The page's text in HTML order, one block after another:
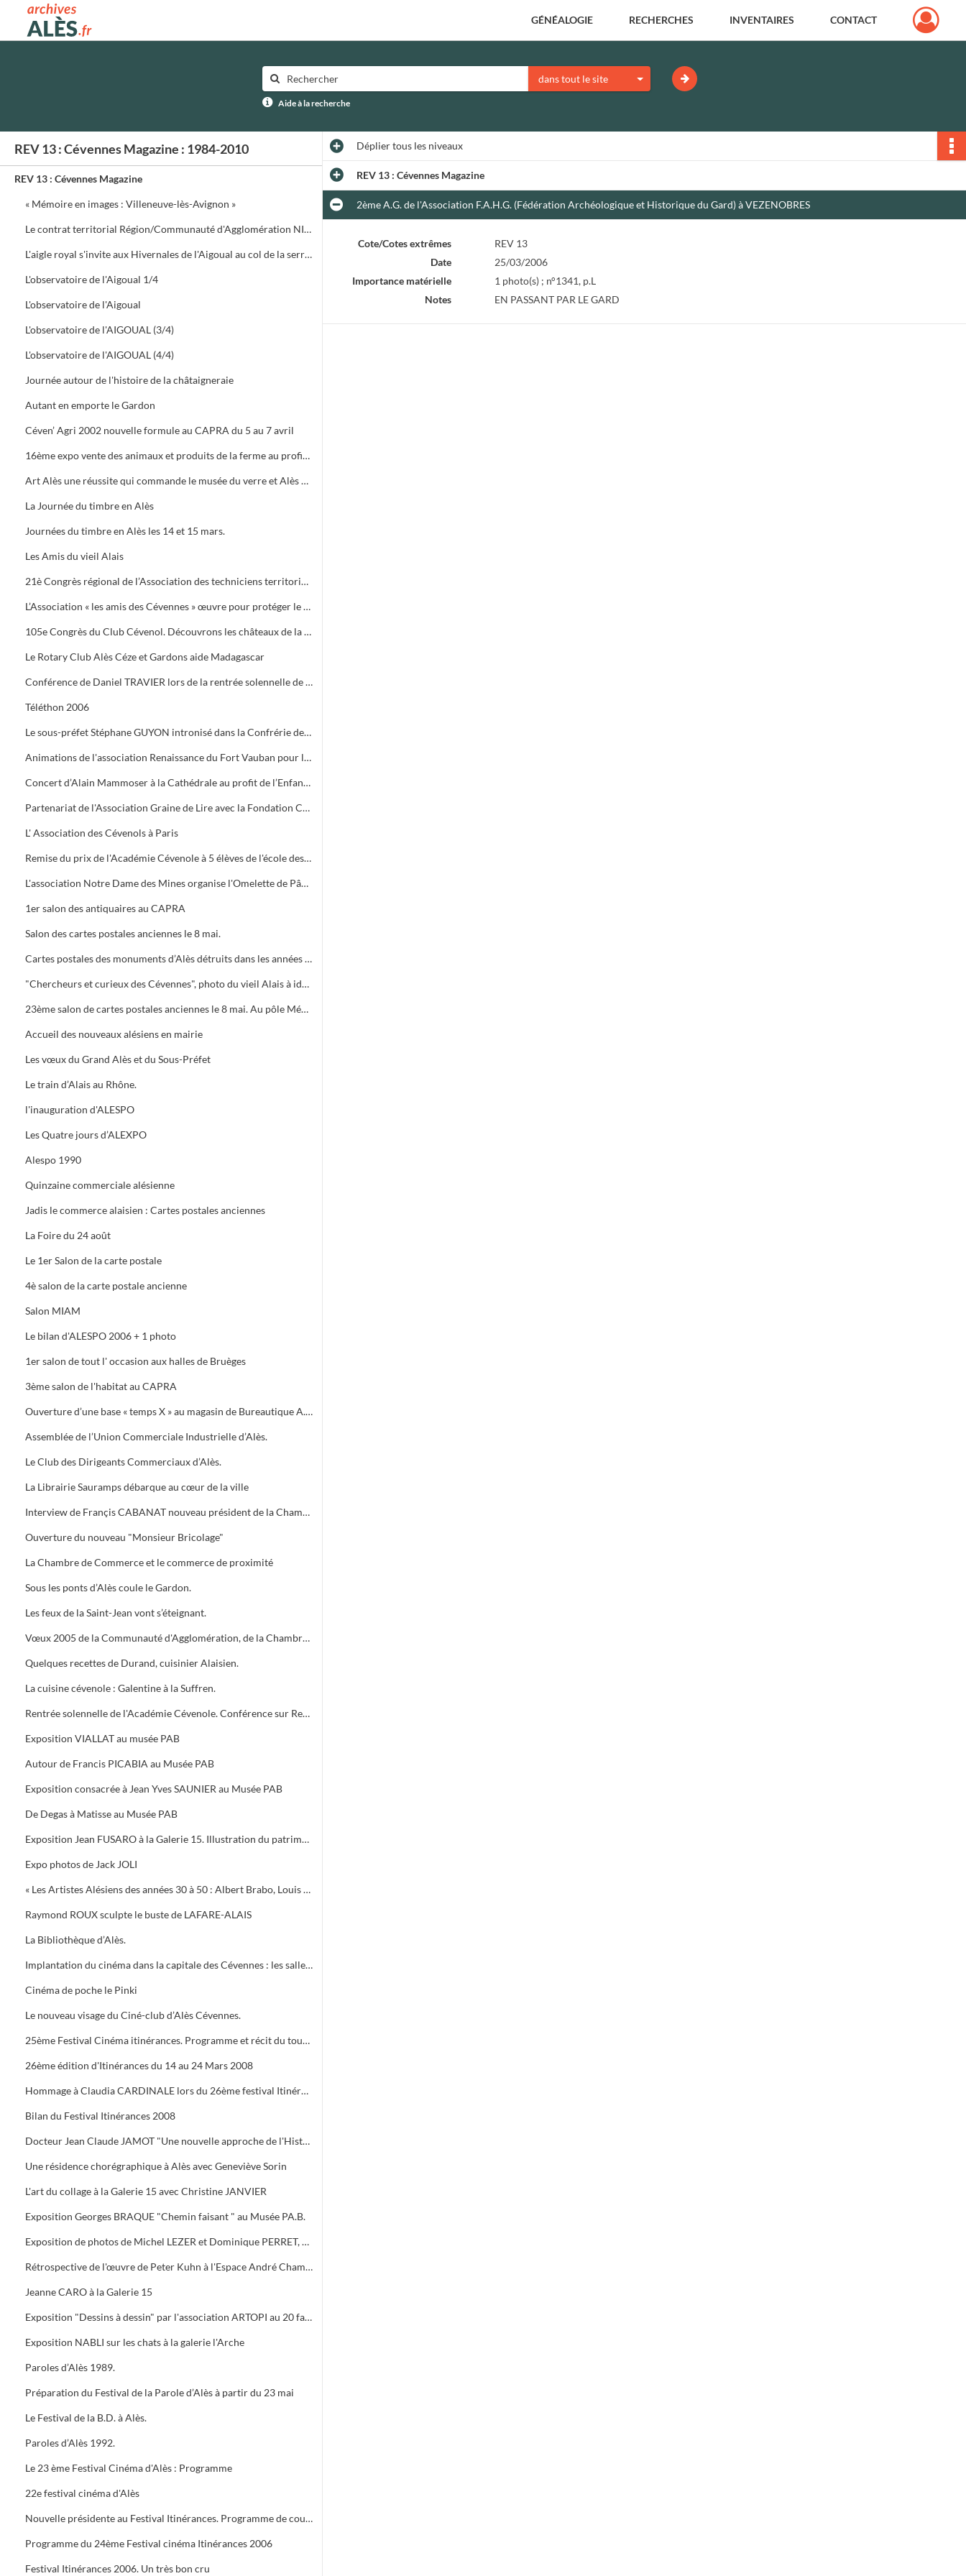
Archives municipales d'Alès GÉNÉALOGIE RECHERCHES INVENTAIRES CONTACT
dans tout le site
Aide à la recherche
REV 13 : Cévennes Magazine : 1984-2010
REV 13 : Cévennes Magazine
« Mémoire en images : Villeneuve-lès-Avignon »
Le contrat territorial Région/Communauté d'Agglomération NIMES Métropole
L'aigle royal s'invite aux Hivernales de l'Aigoual au col de la serreyrède. Programme de la journée
L'observatoire de l'Aigoual 1/4
L'observatoire de l'Aigoual
L'observatoire de l'AIGOUAL (3/4)
L'observatoire de l'AIGOUAL (4/4)
Journée autour de l'histoire de la châtaigneraie
Autant en emporte le Gardon
Céven’ Agri 2002 nouvelle formule au CAPRA du 5 au 7 avril
16ème expo vente des animaux et produits de la ferme au profit des orphelins des sapeurs-pompiers aux halles de Bruèges
Art Alès une réussite qui commande le musée du verre et Alès capitale des Cévennes, départ du chemin des verriers.
La Journée du timbre en Alès
Journées du timbre en Alès les 14 et 15 mars.
Les Amis du vieil Alais
21è Congrès régional de l’Association des techniciens territoriaux.
L’Association « les amis des Cévennes » œuvre pour protéger le patrimoine cévenol.
105e Congrès du Club Cévenol. Découvrons les châteaux de la Vaunage
Le Rotary Club Alès Céze et Gardons aide Madagascar
Conférence de Daniel TRAVIER lors de la rentrée solennelle de l'Académie Cévenole
Téléthon 2006
Le sous-préfet Stéphane GUYON intronisé dans la Confrérie des Mange Tripes
Animations de l'association Renaissance du Fort Vauban pour le Téléthon
Concert d’Alain Mammoser à la Cathédrale au profit de l’Enfance Inadaptée.
Partenariat de l'Association Graine de Lire avec la Fondation Crédit Mutuel
L' Association des Cévenols à Paris
Remise du prix de l'Académie Cévenole à 5 élèves de l'école des Mines pour leur travail sur la mine et ses conséquences sur l'économie et les paysages.
L'association Notre Dame des Mines organise l'Omelette de Pâques à l'Ermitage
1er salon des antiquaires au CAPRA
Salon des cartes postales anciennes le 8 mai.
Cartes postales des monuments d’Alès détruits dans les années 1960.
"Chercheurs et curieux des Cévennes", photo du vieil Alais à identifier.
23ème salon de cartes postales anciennes le 8 mai. Au pôle Mécanique grand prix camion
Accueil des nouveaux alésiens en mairie
Les vœux du Grand Alès et du Sous-Préfet
Le train d’Alais au Rhône.
l'inauguration d'ALESPO
Les Quatre jours d’ALEXPO
Alespo 1990
Quinzaine commerciale alésienne
Jadis le commerce alaisien : Cartes postales anciennes
La Foire du 24 août
Le 1er Salon de la carte postale
4è salon de la carte postale ancienne
Salon MIAM
Le bilan d'ALESPO 2006 + 1 photo
1er salon de tout l' occasion aux halles de Bruèges
3ème salon de l'habitat au CAPRA
Ouverture d’une base « temps X » au magasin de Bureautique A.M.C., 40 Avenue du Général de Gaule à Alès.
Assemblée de l’Union Commerciale Industrielle d’Alès.
Le Club des Dirigeants Commerciaux d’Alès.
La Librairie Sauramps débarque au cœur de la ville
Interview de Françis CABANAT nouveau président de la Chambre de Commerce
Ouverture du nouveau "Monsieur Bricolage"
La Chambre de Commerce et le commerce de proximité
Sous les ponts d’Alès coule le Gardon.
Les feux de la Saint-Jean vont s’éteignant.
Vœux 2005 de la Communauté d'Agglomération, de la Chambre de Commerce, 5 bougies pour la Médiathèque
Quelques recettes de Durand, cuisinier Alaisien.
La cuisine cévenole : Galentine à la Suffren.
Rentrée solennelle de l'Académie Cévenole. Conférence sur Renoir et Albert ANDRE, une amitié (1894-1919)
Exposition VIALLAT au musée PAB
Autour de Francis PICABIA au Musée PAB
Exposition consacrée à Jean Yves SAUNIER au Musée PAB
De Degas à Matisse au Musée PAB
Exposition Jean FUSARO à la Galerie 15. Illustration du patrimoine alésien
Expo photos de Jack JOLI
« Les Artistes Alésiens des années 30 à 50 : Albert Brabo, Louis Cabanes, Louis Arcaix et René Aberlenc » par Annie Corbier
Raymond ROUX sculpte le buste de LAFARE-ALAIS
La Bibliothèque d’Alès.
Implantation du cinéma dans la capitale des Cévennes : les salles du début du siècle à nos jours.
Cinéma de poche le Pinki
Le nouveau visage du Ciné-club d’Alès Cévennes.
25ème Festival Cinéma itinérances. Programme et récit du tournage dans les cévennes d' "Un homme de trop"
26ème édition d'Itinérances du 14 au 24 Mars 2008
Hommage à Claudia CARDINALE lors du 26ème festival Itinérances. En photo avec Max ROUSTAN, Maire
Bilan du Festival Itinérances 2008
Docteur Jean Claude JAMOT "Une nouvelle approche de l'Histoire et de l'Archéologie appliquée aux Celtes
Une résidence chorégraphique à Alès avec Geneviève Sorin
L'art du collage à la Galerie 15 avec Christine JANVIER
Exposition Georges BRAQUE "Chemin faisant " au Musée PA.B.
Exposition de photos de Michel LEZER et Dominique PERRET, de peintures de Monique SANTORO à l'OFFICE DE TOURISME pour la Féria d'Alès
Rétrospective de l'œuvre de Peter Kuhn à l'Espace André Chamson. Exposition consacrée à Vauban à l'OFFICE DE TOURISME. Présentation de saison hors les murs du cratère
Jeanne CARO à la Galerie 15
Exposition "Dessins à dessin" par l'association ARTOPI au 20 faubourg du Soleil
Exposition NABLI sur les chats à la galerie l'Arche
Paroles d’Alès 1989.
Préparation du Festival de la Parole d’Alès à partir du 23 mai
Le Festival de la B.D. à Alès.
Paroles d’Alès 1992.
Le 23 ème Festival Cinéma d'Alès : Programme
22e festival cinéma d'Alès
Nouvelle présidente au Festival Itinérances. Programme de courts métrages de Jacques TATI
Programme du 24ème Festival cinéma Itinérances 2006
Festival Itinérances 2006. Un très bon cru
Dépliertous les niveaux
REV 13 : Cévennes Magazine
2ème A.G. de l'Association F.A.H.G. (Fédération Archéologique et Historique du Gard) à VEZENOBRES
Cote/Cotes extrêmes
REV 13
Date
25/03/2006
Importance matérielle
1 photo(s) ; n°1341, p.L
Notes
EN PASSANT PAR LE GARD